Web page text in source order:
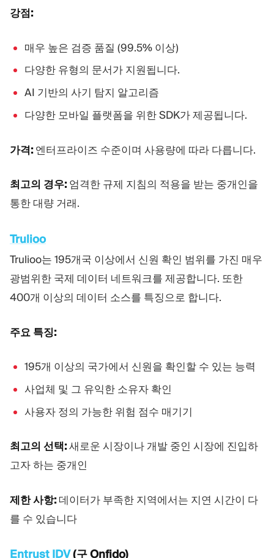
강점:
매우 높은 검증 품질 (99.5% 이상)
다양한 유형의 문서가 지원됩니다.
AI 기반의 사기 탐지 알고리즘
다양한 모바일 플랫폼을 위한 SDK가 제공됩니다.
가격:엔터프라이즈 수준이며 사용량에 따라 다릅니다.
최고의 경우:엄격한 규제 지침의 적용을 받는 중개인을
통한 대량 거래.
Trulioo
Trulioo는 195개국 이상에서 신원 확인 범위를 가진 매우
광범위한 국제 데이터 네트워크를 제공합니다. 또한
400개 이상의 데이터 소스를 특징으로 합니다.
주요 특징:
195개 이상의 국가에서 신원을 확인할 수 있는 능력
사업체 및 그 유익한 소유자 확인
사용자 정의 가능한 위험 점수 매기기
최고의 선택:새로운 시장이나 개발 중인 시장에 진입하
고자 하는 중개인
제한 사항:데이터가 부족한 지역에서는 지연 시간이 다
를 수 있습니다
Entrust IDV(구 Onfido)